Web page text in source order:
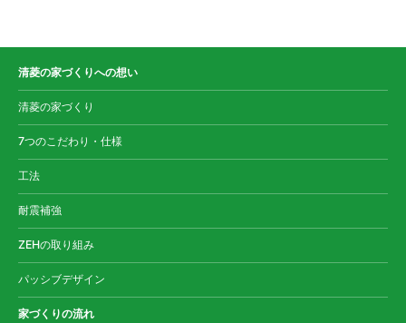
清菱の家づくりへの想い
清菱の家づくり
7つのこだわり・仕様
工法
耐震補強
ZEHの取り組み
パッシブデザイン
家づくりの流れ